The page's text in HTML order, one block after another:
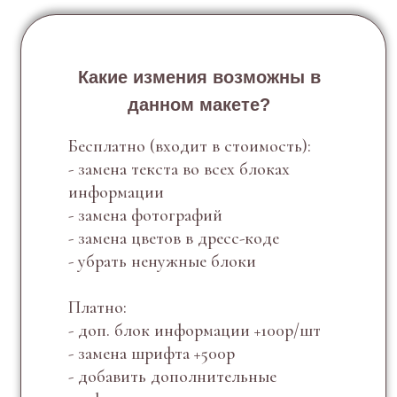
Бесплатно (входит в стоимость):
- замена текста во всех блоках
информации
- замена фотографий
- замена цветов в дресс-коде
- убрать ненужные блоки
Платно:
- доп. блок информации +100р/шт
- замена шрифта +500р
- добавить дополнительные
Какие измения возможны в
данном макете?